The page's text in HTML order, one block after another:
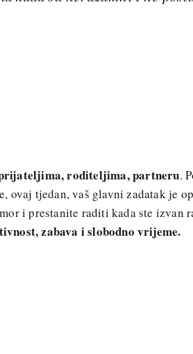
roditeljima, partneru.
ovaj tjedan, vaš glavni zadatak je
i prestanite raditi kada ste izvan
zabava i slobodno vrijeme.